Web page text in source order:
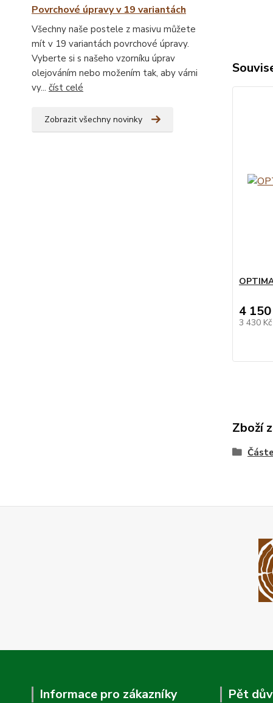
Povrchové úpravy v 19 variantách
Všechny naše postele z masivu můžete
mít v 19 variantách povrchové úpravy.
Vyberte si s našeho vzorníku úprav
olejováním nebo možením tak, aby vámi
vy... číst celé
Zobrazit všechny novinky
4
3 430 Kč
Zboží
Informace pro zákazníky Pět